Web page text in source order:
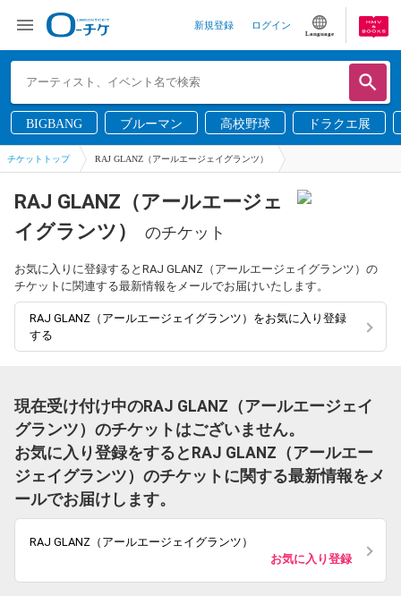
新規登録 ログイン
Language
BIGBANG ブルーマン 高校野球 ドラクエ展
チケットトップ RAJ GLANZ（アールエージェイグランツ）
RAJ GLANZ（アールエージェ
イグランツ）
のチケット
お気に入りに登録するとRAJ GLANZ（アールエージェイグランツ）の
チケットに関連する最新情報をメールでお届けいたします。
RAJ GLANZ（アールエージェイグランツ）をお気に入り登録
する
現在受け付け中のRAJ GLANZ（アールエージェイ
グランツ）のチケットはございません。
お気に入り登録をするとRAJ GLANZ（アールエー
ジェイグランツ）のチケットに関する最新情報をメ
ールでお届けします。
RAJ GLANZ（アールエージェイグランツ）
お気に入り登録